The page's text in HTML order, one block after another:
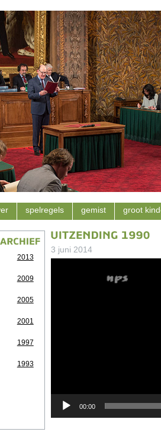
spelregels gemist groot
2013
2009
2005
2001
1997
1993
3 juni 2014
00:00